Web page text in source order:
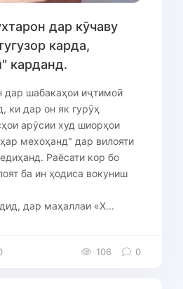
дар кӯчаву
карда,
карданд.
дар шабакаҳои иҷтимоӣ
ки дар он як гурӯҳ
арӯсии худ шиорҳои
мехоҳанд" дар вилояти
Раёсати кор бо
ба ин ҳодиса вокуниш
дар маҳаллаи «Х...
106 0